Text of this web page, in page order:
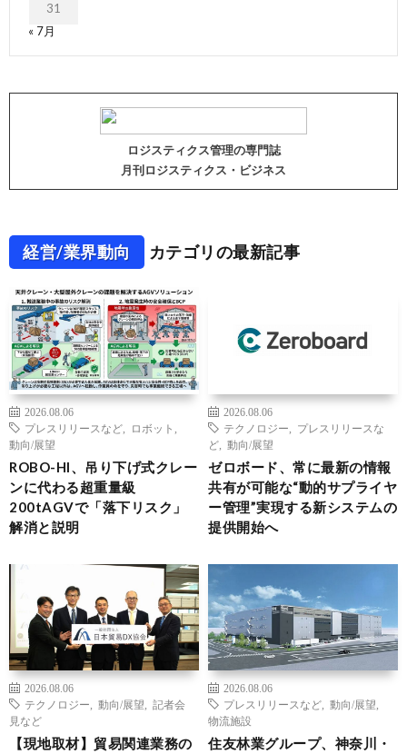
31
« 7月
ロジスティクス管理の専門誌
月刊ロジスティクス・ビジネス
経営/業界動向 カテゴリの最新記事
2026.08.06
プレスリリースなど
ロボット
動向/展望
ROBO-HI、吊り下げ式クレー
ンに代わる超重量級
200tAGVで「落下リスク」
解消と説明
2026.08.06
テクノロジー
プレスリリースな
ど
動向/展望
ゼロボード、常に最新の情報
共有が可能な“動的サプライヤ
ー管理”実現する新システムの
提供開始へ
2026.08.06
テクノロジー
動向/展望
記者会
見など
【現地取材】貿易関連業務の
2026.08.06
プレスリリースなど
動向/展望
物流施設
住友林業グループ、神奈川・